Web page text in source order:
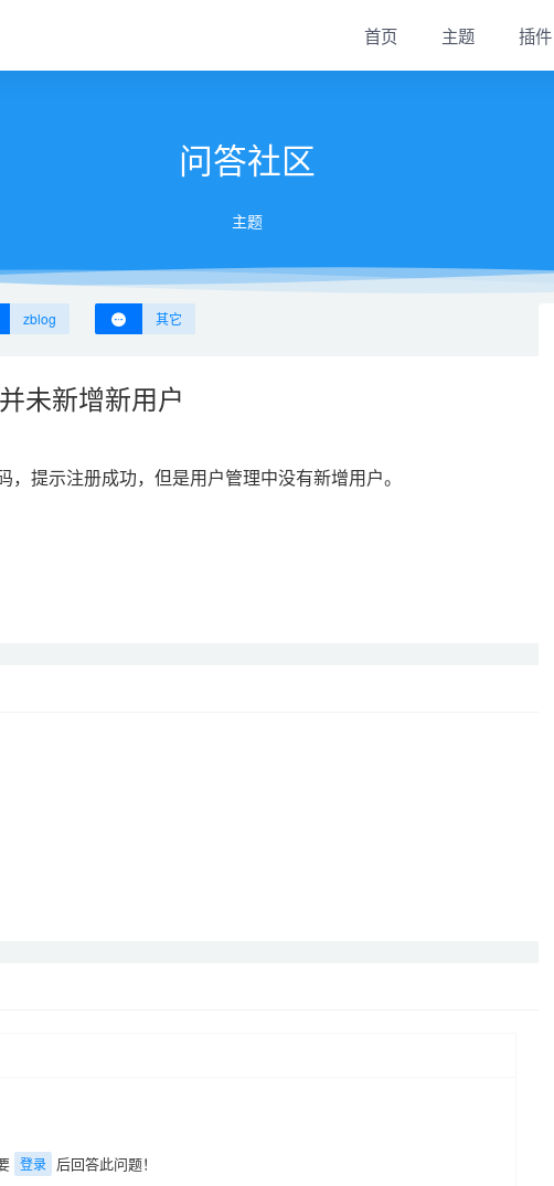
首页 主题 插件
问答社区
主题
zblog 其它
未新增新用户
提示注册成功，但是用户管理中没有新增用户。
登录 后回答此问题！